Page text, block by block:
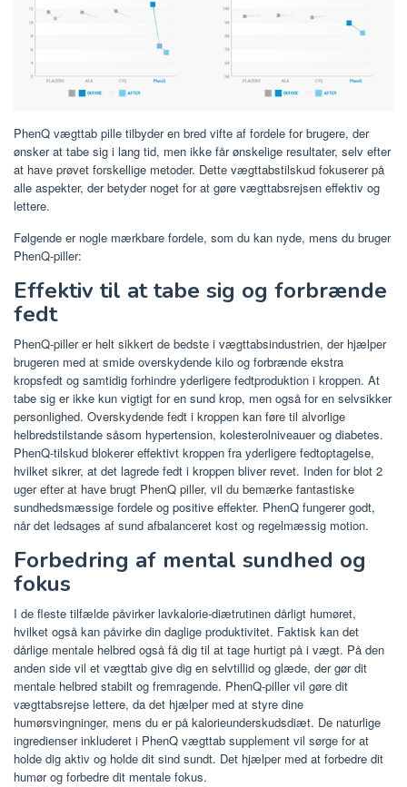
PhenQ vægttab pille tilbyder en bred vifte af fordele for brugere, der
ønsker at tabe sig i lang tid, men ikke får ønskelige resultater, selv efter
at have prøvet forskellige metoder. Dette vægttabstilskud fokuserer på
alle aspekter, der betyder noget for at gøre vægttabsrejsen effektiv og
lettere.
Følgende er nogle mærkbare fordele, som du kan nyde, mens du bruger
PhenQ-piller:
Effektiv til at tabe sig og forbrænde
fedt
PhenQ-piller er helt sikkert de bedste i vægttabsindustrien, der hjælper
brugeren med at smide overskydende kilo og forbrænde ekstra
kropsfedt og samtidig forhindre yderligere fedtproduktion i kroppen. At
tabe sig er ikke kun vigtigt for en sund krop, men også for en selvsikker
personlighed. Overskydende fedt i kroppen kan føre til alvorlige
helbredstilstande såsom hypertension, kolesterolniveauer og diabetes.
PhenQ-tilskud blokerer effektivt kroppen fra yderligere fedtoptagelse,
hvilket sikrer, at det lagrede fedt i kroppen bliver revet. Inden for blot 2
uger efter at have brugt PhenQ piller, vil du bemærke fantastiske
sundhedsmæssige fordele og positive effekter. PhenQ fungerer godt,
når det ledsages af sund afbalanceret kost og regelmæssig motion.
Forbedring af mental sundhed og
fokus
I de fleste tilfælde påvirker lavkalorie-diætrutinen dårligt humøret,
hvilket også kan påvirke din daglige produktivitet. Faktisk kan det
dårlige mentale helbred også få dig til at tage hurtigt på i vægt. På den
anden side vil et vægttab give dig en selvtillid og glæde, der gør dit
mentale helbred stabilt og fremragende. PhenQ-piller vil gøre dit
vægttabsrejse lettere, da det hjælper med at styre dine
humørsvingninger, mens du er på kalorieunderskudsdiæt. De naturlige
ingredienser inkluderet i PhenQ vægttab supplement vil sørge for at
holde dig aktiv og holde dit sind sundt. Det hjælper med at forbedre dit
humør og forbedre dit mentale fokus.